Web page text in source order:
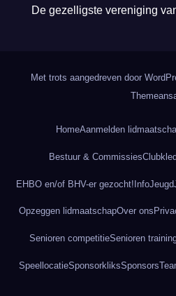
De gezelligste vereniging
Met trots aangedreven door
HomeAanmelden
Bestuur & Commissies
EHBO en/of BHV-er gezocht!InfoJeugd
Opzeggen lidmaatschapOver ons
Senioren competitieSenioren
SpeellocatieSponsorkliksSponsors